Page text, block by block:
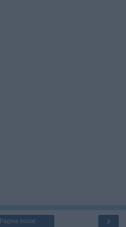
›
Página inicial